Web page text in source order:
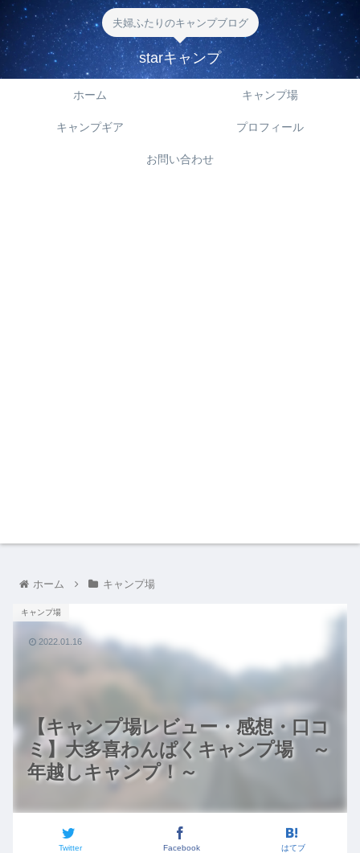
夫婦ふたりのキャンプブログ
starキャンプ
ホーム キャンプ場
キャンプギア プロフィール
お問い合わせ
ホーム キャンプ場
【キャンプ場レビュー・感想・口コ
ミ】大多喜わんぱくキャンプ場 ～
年越しキャンプ！～
キャンプ場
Twitter Facebook はてブ
2022.01.16